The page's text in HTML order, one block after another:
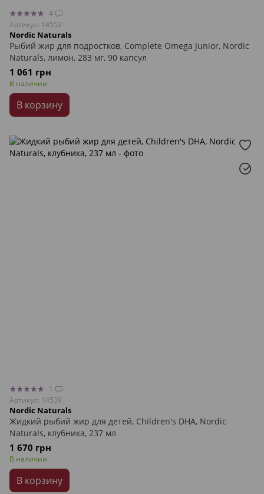
4
Артикул: 14552
Nordic Naturals
Рыбий жир для подростков, Complete Omega Junior, Nordic
Naturals, лимон, 283 мг, 90 капсул
1 061 грн
В наличии
В корзину
1
Артикул: 14539
Nordic Naturals
Жидкий рыбий жир для детей, Children's DHA, Nordic
Naturals, клубника, 237 мл
1 670 грн
В наличии
В корзину